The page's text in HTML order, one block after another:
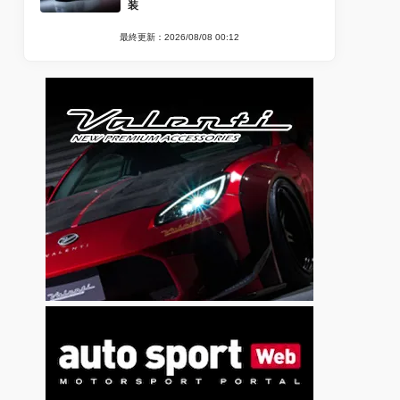
装
最終更新：2026/08/08 00:12